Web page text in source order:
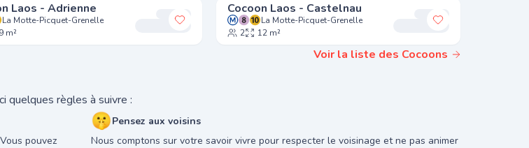
Ajouter à mes favoris
Laos - Adrienne
La Motte-Picquet-Grenelle
9 m² Ajouter à mes
Cocoon Laos - Castelnau
La Motte-Picquet-Grenelle
2
12 m²
Voir la liste des Cocoons
quelques règles à suivre :
pouvez
🤫Pensez aux voisins
Nous comptons sur votre savoir vivre pour respecter le voisinage et ne pas animer